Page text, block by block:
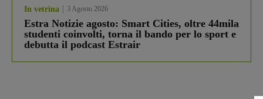
In vetrina 3 Agosto 2026
Estra Notizie agosto: Smart Cities, oltre 44mila
studenti coinvolti, torna il bando per lo sport e
debutta il podcast Estrair